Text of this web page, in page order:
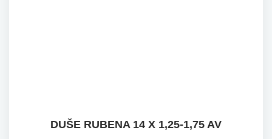
DUŠE RUBENA 14 X 1,25-1,75 AV